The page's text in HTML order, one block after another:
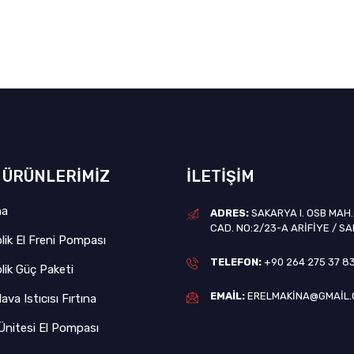
El Freni Pompası
Güç Paketi
Istıcısı Fırtına
El Pompası
İLETIŞIM
ADRES: SAKARYA I. OSB MAH.
CAD. NO:2/23-A ARIFIYE /
TELEFON: +90 264 275 37 83
EMAIL: